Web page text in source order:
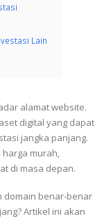
Lain
alamat website.
digital yang dapat
jangka panjang.
murah,
di masa depan.
domain benar-benar
Artikel ini akan